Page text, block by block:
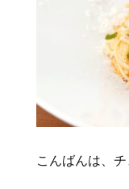
こんばんは、チ